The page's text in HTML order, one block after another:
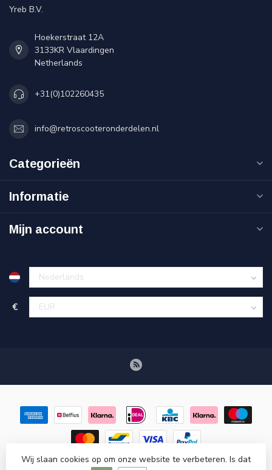
Yreb B.V.
Hoekerstraat 12A
3133KR Vlaardingen
Netherlands
+31(0)102260435
info@retroscooteronderdelen.nl
Categorieën
Informatie
Mijn account
€
© Copyright 2026 Retroscooteronderdelen.nl- Powered by
Wij slaan cookies op om onze website te verbeteren. Is dat